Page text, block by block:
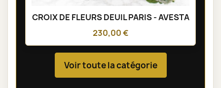
CROIX DE FLEURS DEUIL PARIS - AVESTA
230,00 €
Voir toute la catégorie